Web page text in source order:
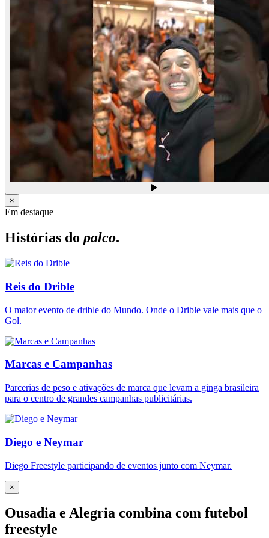
×
Em destaque
Histórias do palco.
Reis do Drible
O maior evento de drible do Mundo. Onde o Drible vale mais que o
Gol.
Marcas e Campanhas
Parcerias de peso e ativações de marca que levam a ginga brasileira
para o centro de grandes campanhas publicitárias.
Diego e Neymar
Diego Freestyle participando de eventos junto com Neymar.
×
Ousadia e Alegria combina com futebol
freestyle